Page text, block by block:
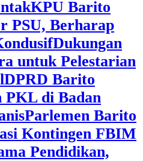
KPU Barito
PSU, Berharap
Dukungan
untuk Pelestarian
DPRD Barito
PKL di Badan
Parlemen Barito
Kontingen FBIM
Pendidikan,